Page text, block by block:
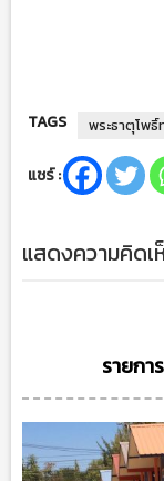
TAGS พระธาตุโพธิ์
แชร์ :
แสดงความคิด
รายกา